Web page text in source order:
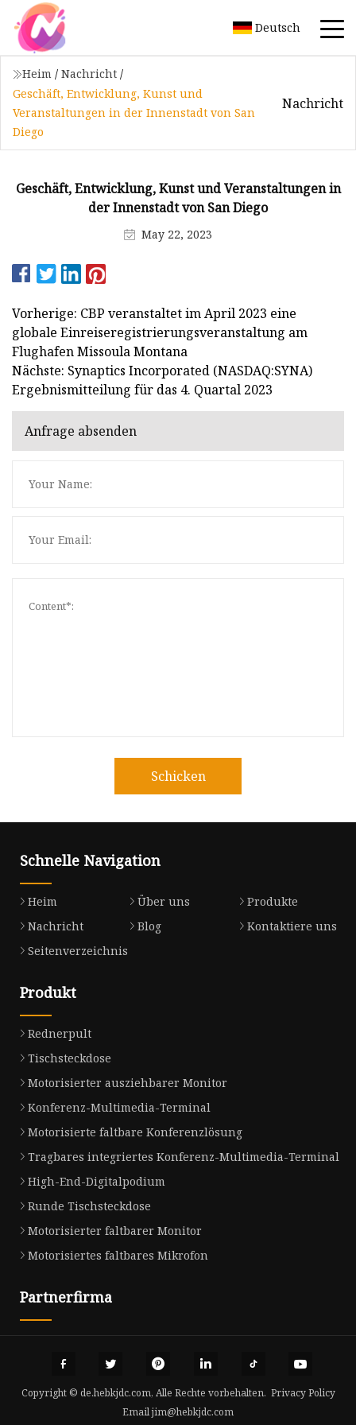
Deutsch
Heim / Nachricht /
Geschäft, Entwicklung, Kunst und
Veranstaltungen in der Innenstadt von San
Diego
Nachricht
Geschäft, Entwicklung, Kunst und Veranstaltungen in
der Innenstadt von San Diego
May 22, 2023
Vorherige: CBP veranstaltet im April 2023 eine
globale Einreiseregistrierungsveranstaltung am
Flughafen Missoula Montana
Nächste: Synaptics Incorporated (NASDAQ:SYNA)
Ergebnismitteilung für das 4. Quartal 2023
Anfrage absenden
Schicken
Schnelle Navigation
Heim Über uns
Produkte
Nachricht
Blog
Kontaktiere uns
Seitenverzeichnis
Produkt
Rednerpult
Tischsteckdose
Motorisierter ausziehbarer Monitor
Konferenz-Multimedia-Terminal
Motorisierte faltbare Konferenzlösung
Tragbares integriertes Konferenz-Multimedia-Terminal
High-End-Digitalpodium
Runde Tischsteckdose
Motorisierter faltbarer Monitor
Motorisiertes faltbares Mikrofon
Partnerfirma
Copyright © de.hebkjdc.com, Alle Rechte vorbehalten. Privacy Policy
Emailjim@hebkjdc.com